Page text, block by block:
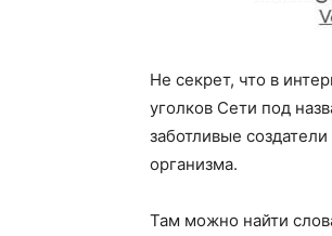
Не секрет, что в
уголков Сети под
заботливые
организма.
Там можно найти